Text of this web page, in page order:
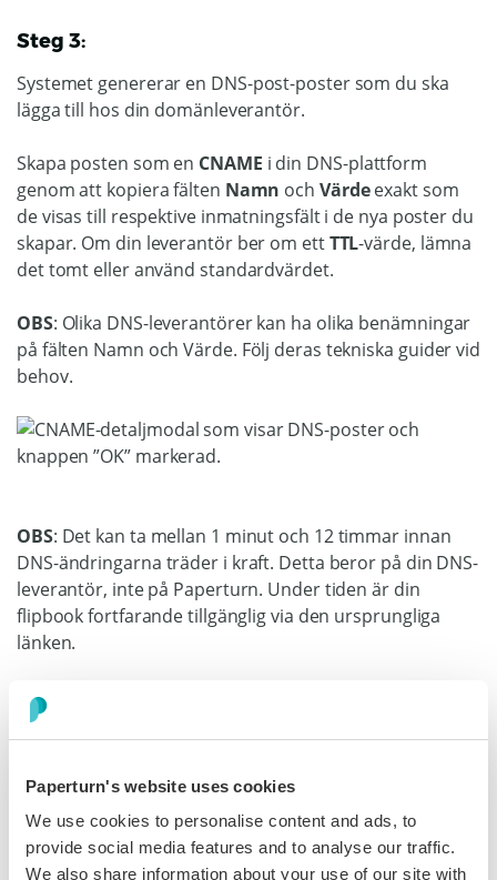
Paperturn's website uses cookies
We use cookies to personalise content and ads, to
provide social media features and to analyse our traffic.
We also share information about your use of our site with
Steg 3:
Systemet genererar en DNS-post-poster som du ska
lägga till hos din domänleverantör.
Skapa posten som en CNAME i din DNS-plattform
genom att kopiera fälten Namn och Värdeexakt som
de visas till respektive inmatningsfält i de nya poster du
skapar. Om din leverantör ber om ettTTL-värde, lämna
det tomt eller använd standardvärdet.
OBS: Olika DNS-leverantörer kan ha olika benämningar
på fälten Namn och Värde. Följ deras tekniska guider vid
behov.
OBS: Det kan ta mellan 1 minut och 12 timmar innan
DNS-ändringarna träder i kraft. Detta beror på din DNS-
leverantör, inte på Paperturn. Under tiden är din
flipbook fortfarande tillgänglig via den ursprungliga
länken.
Steg 4: